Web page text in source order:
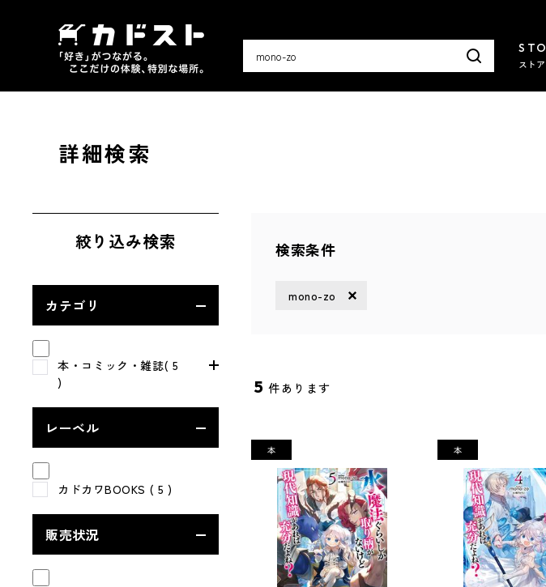
ストア
詳細検索
絞り込み検索
カテゴリ
本・コミック・雑誌( 5
)
レーベル
カドカワBOOKS ( 5 )
販売状況
検索条件
mono-zo
5 件あります